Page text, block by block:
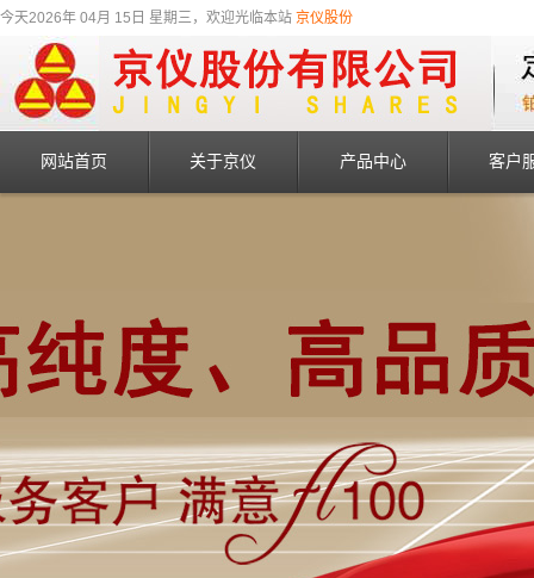
今天2026年 04月 15日 星期三，欢迎光临本站 京仪股份
网站首页 关于京仪 产品中心 客户